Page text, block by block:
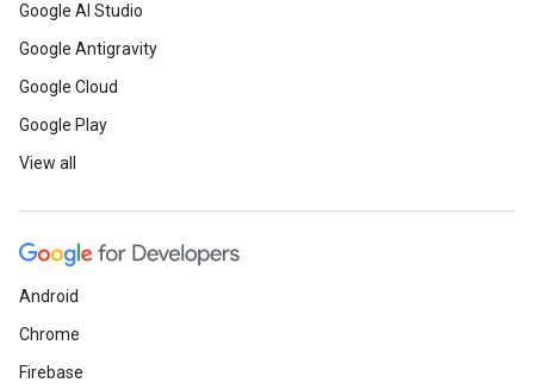
Google AI Studio
Google Antigravity
Google Cloud
Google Play
View all
Android
Chrome
Firebase